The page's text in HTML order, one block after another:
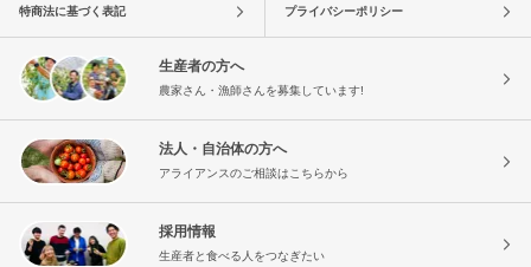
特商法に基づく表記 プライバシーポリシー
生産者の方へ
農家さん・漁師さんを募集しています!
法人・自治体の方へ
アライアンスのご相談はこちらから
採用情報
生産者と食べる人をつなぎたい